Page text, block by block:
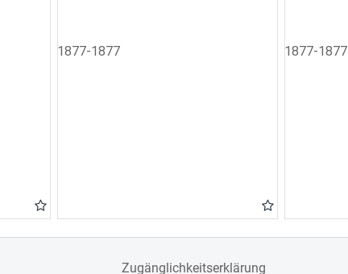
1877-1877 1877-1877
Zugänglichkeitserklärung